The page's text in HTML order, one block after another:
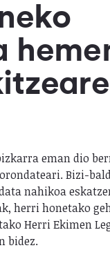
eman dio
Bizi-
nahikoa
herri honetako
Herri Ekimen
bidez.